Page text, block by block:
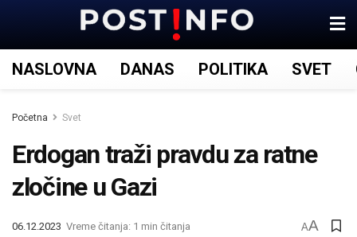
NASLOVNA DANAS POLITIKA SVET
Početna Svet
Erdogan traži pravdu za ratne
zločine u Gazi
06.12.2023 Vreme čitanja: 1 min čitanja AA